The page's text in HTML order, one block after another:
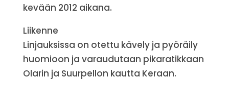
kevään 2012 aikana.
Liikenne
Linjauksissa on otettu kävely ja pyöräily
huomioon ja varaudutaan pikaratikkaan
Olarin ja Suurpellon kautta Keraan.